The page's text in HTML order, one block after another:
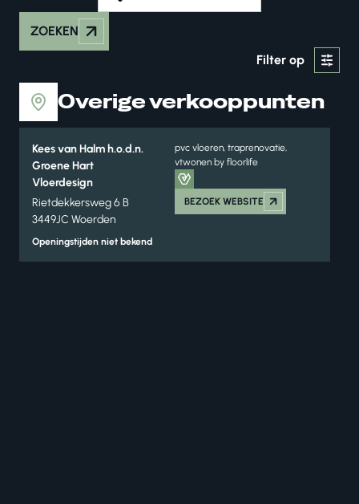
ZOEKEN
Filter op
Overige verkooppunten
Kees van Halm h.o.d.n.
Groene Hart
Vloerdesign
Rietdekkersweg 6 B
3449JC Woerden
Openingstijden niet bekend
pvc vloeren, traprenovatie,
vtwonen by floorlife
BEZOEK WEBSITE